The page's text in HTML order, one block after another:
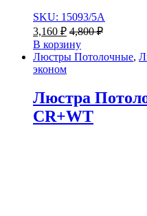
SKU: 15093/5A
3,160 ₽ 4,800₽
В корзину
Люстры Потолочные,
эконом
Люстра
CR+WT